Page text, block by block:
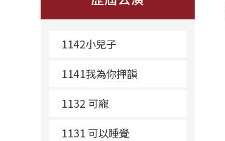
1142小兒子
1141我為你押韻
1132 可寵
1131 可以睡覺